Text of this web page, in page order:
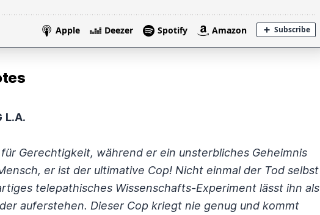
L.A.
Gerechtigkeit, während er ein unsterbliches Geheimnis
er ist der ultimative Cop! Nicht einmal der Tod selbst
telepathisches Wissenschafts-Experiment lässt ihn als
auferstehen. Dieser Cop kriegt nie genug und kommt